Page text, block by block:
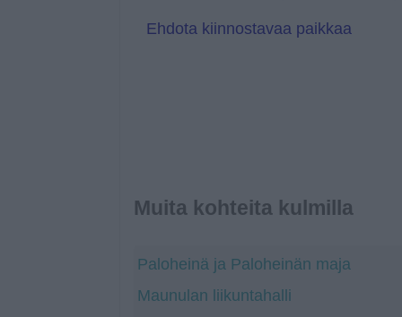
e
Ehdota kiinnostavaa paikkaa
Muita kohteita kulmilla
Paloheinä ja Paloheinän maja
Maunulan liikuntahalli